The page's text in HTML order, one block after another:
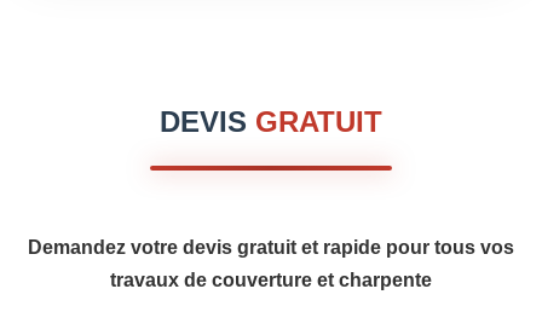
DEVIS GRATUIT
Demandez votre devis gratuit et rapide pour tous vos
travaux de couverture et charpente